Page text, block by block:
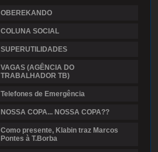
OBEREKANDO
COLUNA SOCIAL
SUPERUTILIDADES
VAGAS (AGÊNCIA DO
TRABALHADOR TB)
Telefones de Emergência
NOSSA COPA... NOSSA COPA??
Como presente, Klabin traz Marcos
Pontes à T.Borba